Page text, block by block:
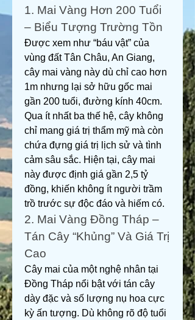
1. Mai Vàng Hơn 200 Tuổi
– Biểu Tượng Trường Tồn
Được xem như “báu vật” của
vùng đất Tân Châu, An Giang,
cây mai vàng này dù chỉ cao hơn
1m nhưng lại sở hữu gốc mai
gần 200 tuổi, đường kính 40cm.
Qua ít nhất ba thế hệ, cây không
chỉ mang giá trị thẩm mỹ mà còn
chứa đựng giá trị lịch sử và tình
cảm sâu sắc. Hiện tại, cây mai
này được định giá gần 2,5 tỷ
đồng, khiến không ít người trầm
trồ trước sự độc đáo và hiếm có.
2. Mai Vàng Đồng Tháp –
Tán Cây “Khủng” Và Giá Trị
Cao
Cây mai của một nghệ nhân tại
Đồng Tháp nổi bật với tán cây
dày đặc và số lượng nụ hoa cực
kỳ ấn tượng. Dù không rõ độ tuổi